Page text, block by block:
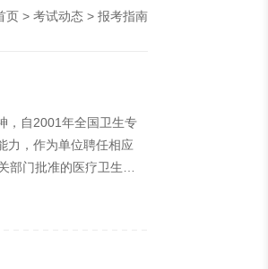
页> 考试动态> 报考指南
，自2001年全国卫生专
力，作为单位聘任相应
部门批准的医疗卫生机
个科目。二、初级中药